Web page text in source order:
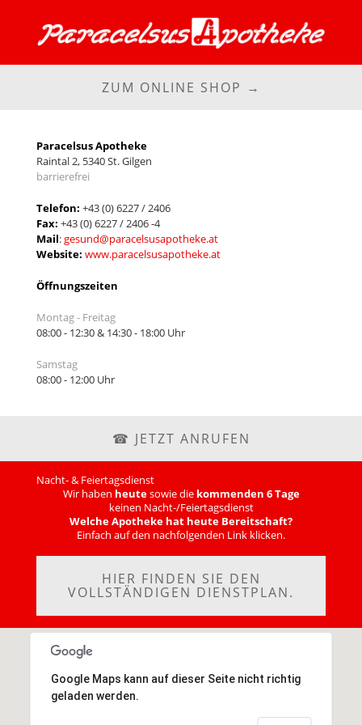
ZUM ONLINE SHOP →
Paracelsus Apotheke
Raintal 2, 5340 St. Gilgen
barrierefrei
Telefon: +43 (0) 6227 / 2406
Fax: +43 (0) 6227 / 2406 -4
Mail:gesund@paracelsusapotheke.at
Website: www.paracelsusapotheke.at
Öffnungszeiten
Montag - Freitag
08:00 - 12:30 & 14:30 - 18:00 Uhr
Samstag
08:00 - 12:00 Uhr
☎ JETZT ANRUFEN
Nacht- & Feiertagsdienst
Wir haben heutesowie die kommenden 6 Tage
keinen Nacht-/Feiertagsdienst
Welche Apotheke hat heute Bereitschaft?
Einfach auf den nachfolgenden Link klicken.
HIER FINDEN SIE DEN
VOLLSTÄNDIGEN DIENSTPLAN.
Google Maps kann auf dieser Seite nicht richtig
geladen werden.